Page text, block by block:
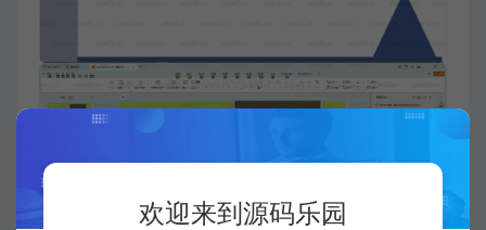
欢迎来到源码乐园